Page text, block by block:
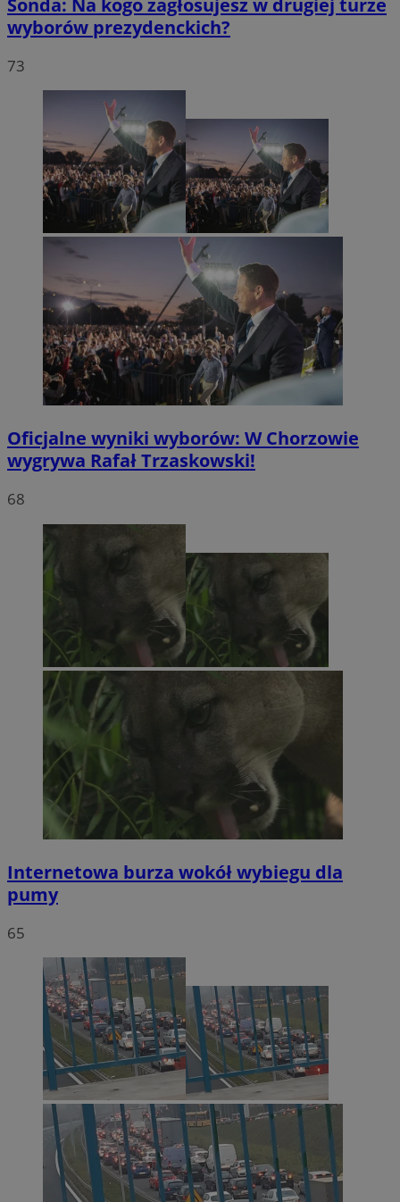
Sonda: Na kogo zagłosujesz w drugiej turze
wyborów prezydenckich?
73
Oficjalne wyniki wyborów: W Chorzowie
wygrywa Rafał Trzaskowski!
68
Internetowa burza wokół wybiegu dla
pumy
65